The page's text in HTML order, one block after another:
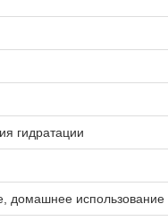
гидратации
домашнее использование